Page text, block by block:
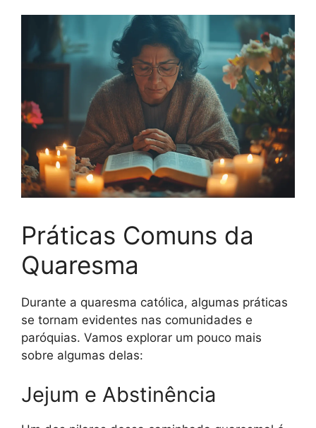
Práticas Comuns da
Quaresma
Durante a quaresma católica, algumas práticas
se tornam evidentes nas comunidades e
paróquias. Vamos explorar um pouco mais
sobre algumas delas:
Jejum e Abstinência